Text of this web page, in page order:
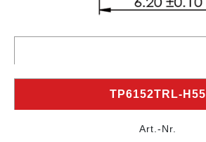
TP6152TRL-H55
Art.-Nr.